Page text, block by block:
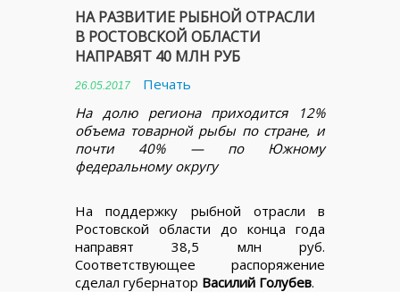
НА РАЗВИТИЕ РЫБНОЙ ОТРАСЛИ
В РОСТОВСКОЙ ОБЛАСТИ
НАПРАВЯТ 40 МЛН РУБ
26.05.2017
Печать
На долю региона приходится 12%
объема товарной рыбы по стране, и
почти 40% — по Южному
федеральному округу
На поддержку рыбной отрасли в
Ростовской области до конца года
направят 38,5 млн руб.
Соответствующее распоряжение
сделал губернатор Василий Голубев.